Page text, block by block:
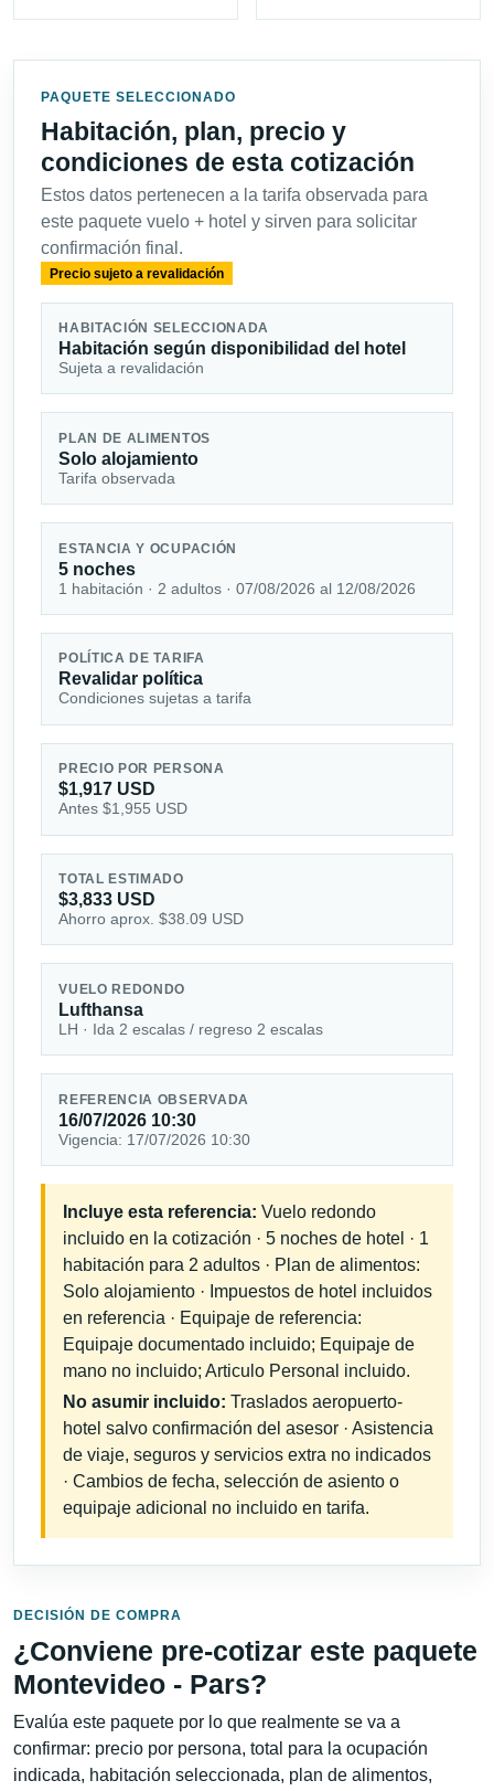
PAQUETE SELECCIONADO
Habitación, plan, precio y
condiciones de esta cotización
Estos datos pertenecen a la tarifa observada para
este paquete vuelo + hotel y sirven para solicitar
confirmación final.
Precio sujeto a revalidación
HABITACIÓN SELECCIONADA
Habitación según disponibilidad del hotel
Sujeta a revalidación
PLAN DE ALIMENTOS
Solo alojamiento
Tarifa observada
ESTANCIA Y OCUPACIÓN
5 noches
1 habitación · 2 adultos · 07/08/2026 al 12/08/2026
POLÍTICA DE TARIFA
Revalidar política
Condiciones sujetas a tarifa
PRECIO POR PERSONA
$1,917 USD
Antes $1,955 USD
TOTAL ESTIMADO
$3,833 USD
Ahorro aprox. $38.09 USD
VUELO REDONDO
Lufthansa
LH · Ida 2 escalas / regreso 2 escalas
REFERENCIA OBSERVADA
16/07/2026 10:30
Vigencia: 17/07/2026 10:30
Incluye esta referencia: Vuelo redondo
incluido en la cotización · 5 noches de hotel · 1
habitación para 2 adultos · Plan de alimentos:
Solo alojamiento · Impuestos de hotel incluidos
en referencia · Equipaje de referencia:
Equipaje documentado incluido; Equipaje de
mano no incluido; Articulo Personal incluido.
No asumir incluido: Traslados aeropuerto-
hotel salvo confirmación del asesor · Asistencia
de viaje, seguros y servicios extra no indicados
· Cambios de fecha, selección de asiento o
equipaje adicional no incluido en tarifa.
DECISIÓN DE COMPRA
¿Conviene pre-cotizar este paquete
Montevideo - Pars?
Evalúa este paquete por lo que realmente se va a
confirmar: precio por persona, total para la ocupación
indicada, habitación seleccionada, plan de alimentos,